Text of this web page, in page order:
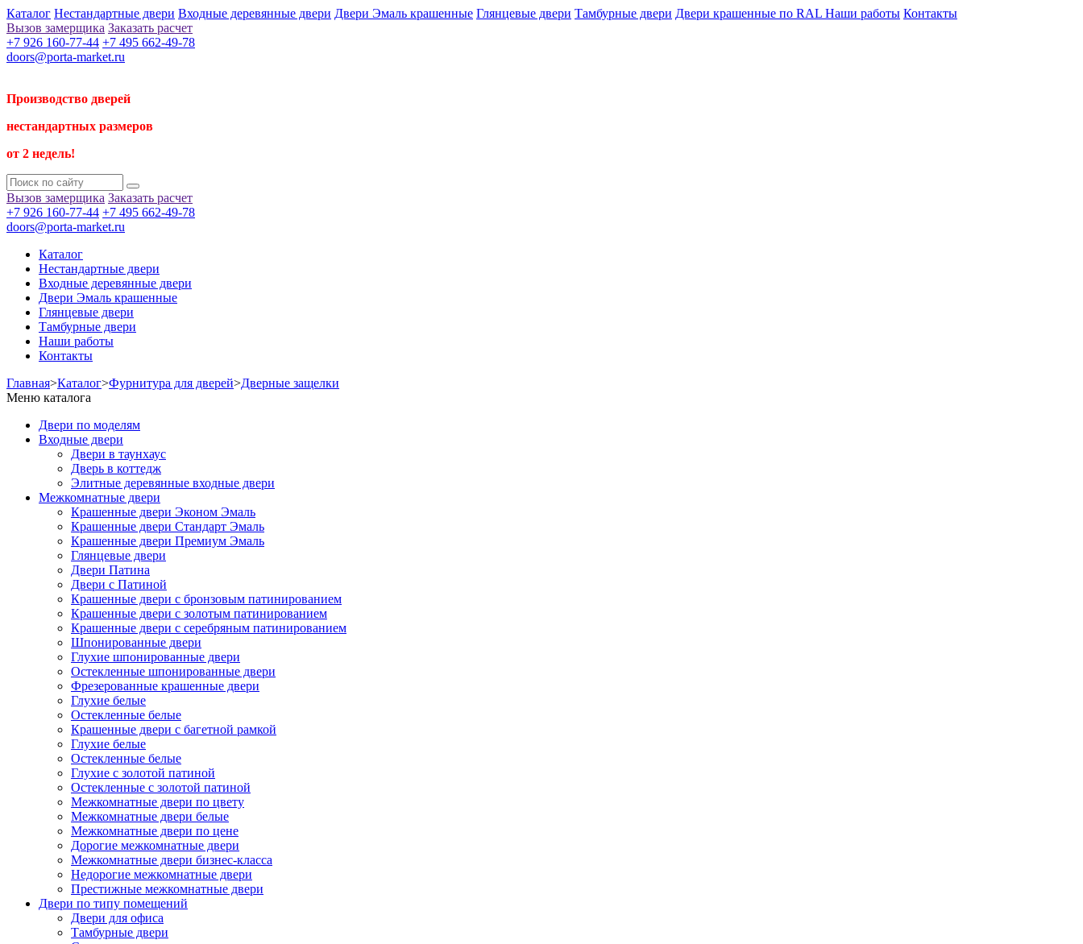
Каталог Нестандартные двери Входные деревянные двери Двери Эмаль крашенные Глянцевые двери Тамбурные двери Двери крашенные по RAL Наши работы Контакты
Вызов замерщика Заказать расчет
+7 926 160-77-44 +7 495 662-49-78
doors@porta-market.ru
Производство дверей
нестандартных размеров
от 2 недель!
Вызов замерщика Заказать расчет
+7 926 160-77-44 +7 495 662-49-78
doors@porta-market.ru
Каталог
Нестандартные двери
Входные деревянные двери
Двери Эмаль крашенные
Глянцевые двери
Тамбурные двери
Наши работы
Контакты
Главная>Каталог>Фурнитура для дверей>Дверные защелки
Меню каталога
Двери по моделям
Входные двери
Двери в таунхаус
Дверь в коттедж
Элитные деревянные входные двери
Межкомнатные двери
Крашенные двери Эконом Эмаль
Крашенные двери Стандарт Эмаль
Крашенные двери Премиум Эмаль
Глянцевые двери
Двери Патина
Двери с Патиной
Крашенные двери с бронзовым патинированием
Крашенные двери с золотым патинированием
Крашенные двери с серебряным патинированием
Шпонированные двери
Глухие шпонированные двери
Остекленные шпонированные двери
Фрезерованные крашенные двери
Глухие белые
Остекленные белые
Крашенные двери с багетной рамкой
Глухие белые
Остекленные белые
Глухие с золотой патиной
Остекленные с золотой патиной
Межкомнатные двери по цвету
Межкомнатные двери белые
Межкомнатные двери по цене
Дорогие межкомнатные двери
Межкомнатные двери бизнес-класса
Недорогие межкомнатные двери
Престижные межкомнатные двери
Двери по типу помещений
Двери для офиса
Тамбурные двери